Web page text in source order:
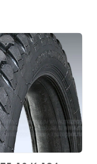
(эндуро)